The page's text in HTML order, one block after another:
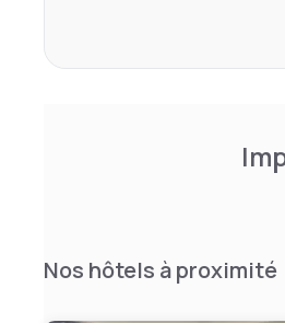
Nos hôtels à proximité